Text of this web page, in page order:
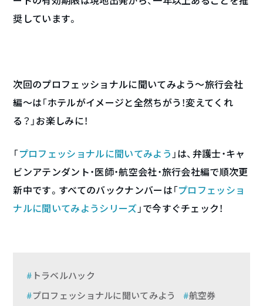
奨しています。
次回のプロフェッショナルに聞いてみよう〜旅行会社
編〜は「ホテルがイメージと全然ちがう！変えてくれ
る？」お楽しみに！
「プロフェッショナルに聞いてみよう 」は、弁護士・キャ
ビンアテンダント・医師・航空会社・旅行会社編で順次更
新中です。すべてのバックナンバーは「プロフェッショ
ナルに聞いてみようシリーズ 」で今すぐチェック！
トラベルハック
プロフェッショナルに聞いてみよう
航空券